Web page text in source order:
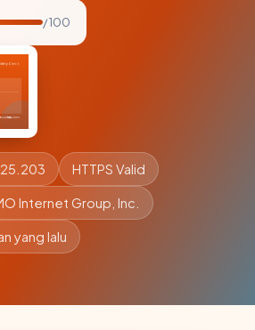
/ 100
HTTPS Valid
Internet Group, Inc.
yang lalu